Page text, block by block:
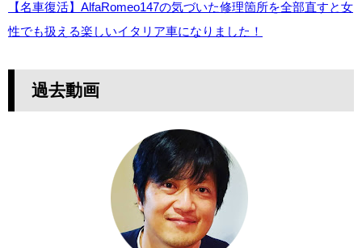
【名車復活】AlfaRomeo147の気づいた修理箇所を全部直すと女
性でも扱える楽しいイタリア車になりました！
過去動画